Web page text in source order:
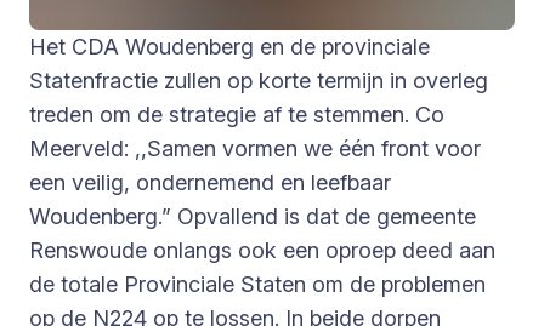
Het CDA Woudenberg en de provinciale
Statenfractie zullen op korte termijn in overleg
treden om de strategie af te stemmen. Co
Meerveld: ,,Samen vormen we één front voor
een veilig, ondernemend en leefbaar
Woudenberg.” Opvallend is dat de gemeente
Renswoude onlangs ook een oproep deed aan
de totale Provinciale Staten om de problemen
op de N224 op te lossen. In beide dorpen